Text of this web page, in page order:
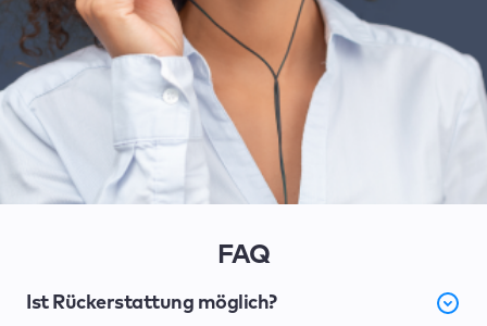
FAQ
Ist Rückerstattung möglich?